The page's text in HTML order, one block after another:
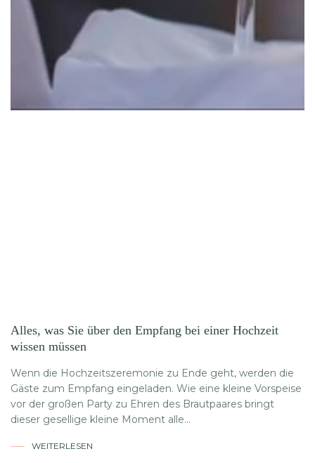
Alles, was Sie über den Empfang bei einer Hochzeit
wissen müssen
Wenn die Hochzeitszeremonie zu Ende geht, werden die
Gäste zum Empfang eingeladen. Wie eine kleine Vorspeise
vor der großen Party zu Ehren des Brautpaares bringt
dieser gesellige kleine Moment alle...
WEITERLESEN